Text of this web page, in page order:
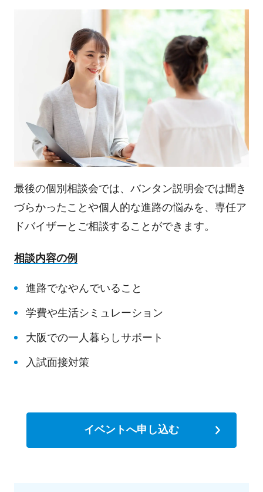
最後の個別相談会では、バンタン説明会では聞き
づらかったことや個人的な進路の悩みを、専任ア
ドバイザーとご相談することができます。
相談内容の例
進路でなやんでいること
学費や生活シミュレーション
大阪での一人暮らしサポート
入試面接対策
イベントへ申し込む